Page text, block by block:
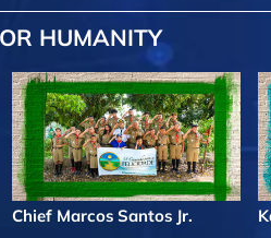
HUMANITY
Chief Marcos Santos Jr.